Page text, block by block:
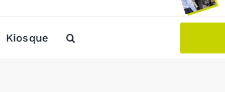
Kiosque